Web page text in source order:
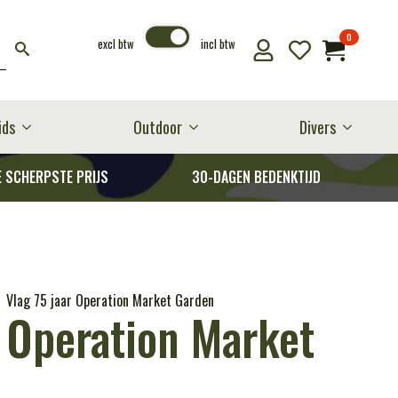
excl btw incl btw 0
Outdoor Divers
SCHERPSTE PRIJS 30-DAGEN BEDENKTIJD
Vlag 75 jaar Operation Market Garden
Market